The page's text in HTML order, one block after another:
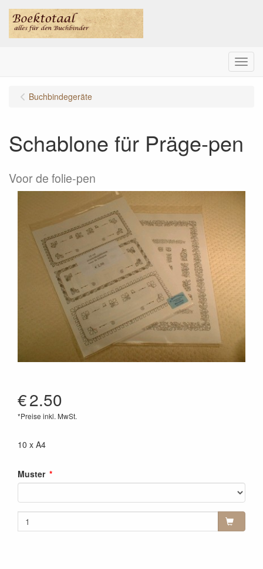
Menu
Buchbindegeräte
Schablone für Präge-pen
Voor de folie-pen
€2.50
*Preise inkl. MwSt.
10 x A4
Muster